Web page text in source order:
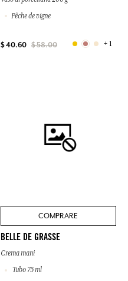
Pêche de vigne
$ 40.60 $ 58.00 + 1
COMPRARE
BELLE DE GRASSE
Crema mani
Tubo 75 ml